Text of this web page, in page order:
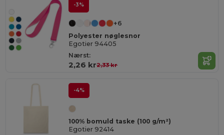
-3%
+6
Polyester nøglesnor
Egotier 94405
Nærst:
2,26 kr2,33 kr
-4%
100% bomuld taske (100 g/m²)
Egotier 92414